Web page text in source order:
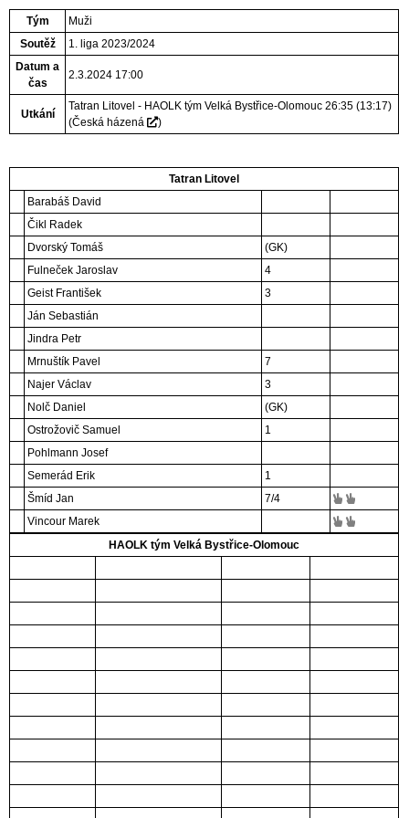
Tým
Muži
Soutěž
1. liga 2023/2024
Datum a
čas
2.3.2024 17:00
Utkání
Tatran Litovel - HAOLK tým Velká Bystřice-Olomouc 26:35 (13:17)
(Česká házená )
Tatran Litovel
Barabáš David
Čikl Radek
Dvorský Tomáš
(GK)
Fulneček Jaroslav
4
Geist František
3
Ján Sebastián
Jindra Petr
Mrnuštík Pavel
7
Najer Václav
3
Nolč Daniel
(GK)
Ostrožovič Samuel
1
Pohlmann Josef
Semerád Erik
1
Šmíd Jan
7/4
Vincour Marek
HAOLK tým Velká Bystřice-Olomouc